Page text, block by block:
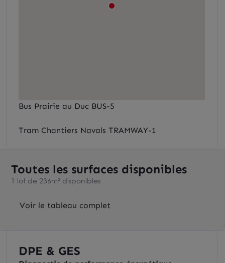
Bus Prairie au Duc BUS-5
Tram Chantiers Navals TRAMWAY-1
Toutes les surfaces disponibles
1 lot de 236m² disponibles
Voir le tableau complet
DPE & GES